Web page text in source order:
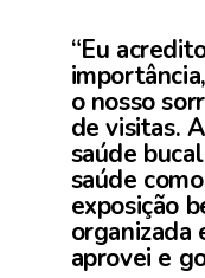
“Eu
o nosso
de visitas.
saúde
saúde
exposição
organizada
aprovei e